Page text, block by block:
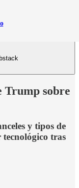
Trump sobre
y tipos de
tras